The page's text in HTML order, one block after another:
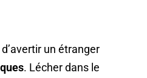
un étranger
. Lécher dans le